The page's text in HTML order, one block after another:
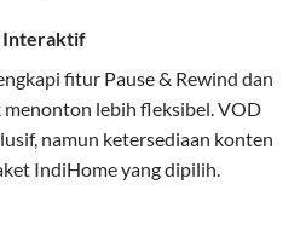
optik hingga ke rumah
memiliki beberapa
Interaktif
fitur Pause & Rewind dan
lebih fleksibel. VOD
namun ketersediaan konten
IndiHome yang dipilih.